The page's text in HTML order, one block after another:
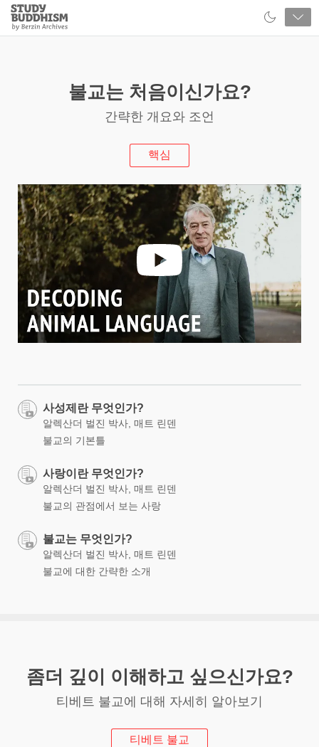
Close
Study
Buddhism
불교는 처음이신가요?
간략한 개요와 조언
핵심
사성제란 무엇인가?
알렉산더 벌진 박사, 매트 린덴
불교의 기본틀
사랑이란 무엇인가?
알렉산더 벌진 박사, 매트 린덴
불교의 관점에서 보는 사랑
불교는 무엇인가?
알렉산더 벌진 박사, 매트 린덴
불교에 대한 간략한 소개
좀더 깊이 이해하고 싶으신가요?
티베트 불교에 대해 자세히 알아보기
티베트 불교